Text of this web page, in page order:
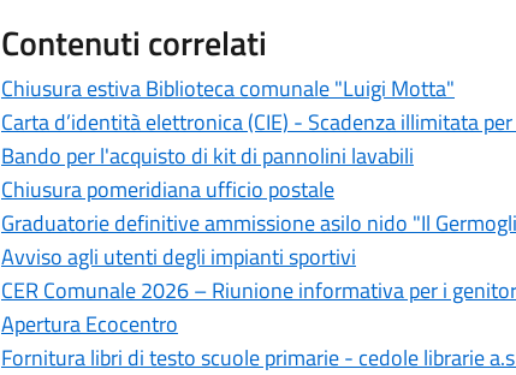
Contenuti correlati
Chiusura estiva Biblioteca comunale "Luigi Motta"
Carta d’identità elettronica (CIE) - Scadenza illimitata
Bando per l'acquisto di kit di pannolini lavabili
Chiusura pomeridiana ufficio postale
Graduatorie definitive ammissione asilo nido "Il
Avviso agli utenti degli impianti sportivi
CER Comunale 2026 – Riunione informativa per i
Apertura Ecocentro
Fornitura libri di testo scuole primarie - cedole librarie